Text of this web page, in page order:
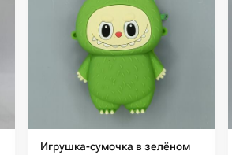
Игрушка-сумочка в зелёном